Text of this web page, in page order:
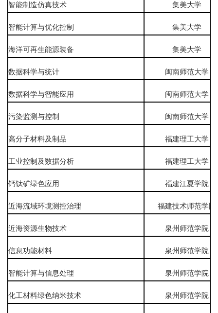
智能制造仿真技术 集美大学
智能计算与优化控制 集美大学
海洋可再生能源装备 集美大学
数据科学与统计 闽南师范大学
数据科学与智能应用 闽南师范大学
污染监测与控制 闽南师范大学
高分子材料及制品 福建理工大学
工业控制及数据分析 福建理工大学
钙钛矿绿色应用 福建江夏学院
近海流域环境测控治理 福建技术师范学院
近海资源生物技术 泉州师范学院
信息功能材料 泉州师范学院
智能计算与信息处理 泉州师范学院
化工材料绿色纳米技术 泉州师范学院